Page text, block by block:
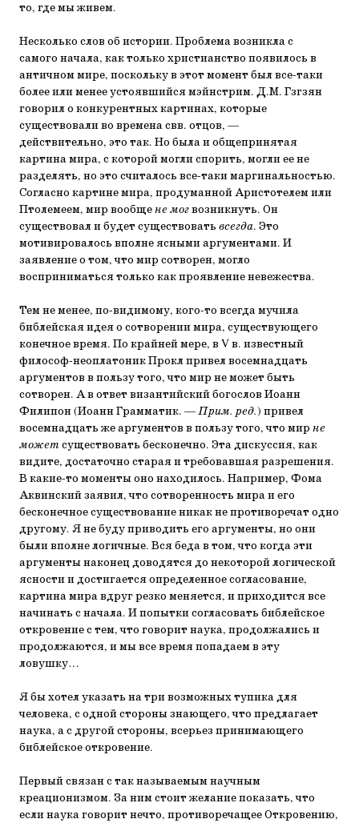
то, где мы живем.
Несколько слов об истории. Проблема возникла с
самого начала, как только христианство появилось в
античном мире, поскольку в этот момент был все-таки
более или менее устоявшийся мэйнстрим. Д.М. Гзгзян
говорил о конкурентных картинах, которые
существовали во времена свв. отцов, —
действительно, это так. Но была и общепринятая
картина мира, с которой могли спорить, могли ее не
разделять, но это считалось все-таки маргинальностью.
Согласно картине мира, продуманной Аристотелем или
Птолемеем, мир вообщене могвозникнуть. Он
существовал и будет существовать всегда. Это
мотивировалось вполне ясными аргументами. И
заявление о том, что мир сотворен, могло
восприниматься только как проявление невежества.
Тем не менее, по-видимому, кого-то всегда мучила
библейская идея о сотворении мира, существующего
конечное время. По крайней мере, в V в. известный
философ-неоплатоник Прокл привел восемнадцать
аргументов в пользу того, что мир не может быть
сотворен. А в ответ византийский богослов Иоанн
Филипон (Иоанн Грамматик. —Прим. ред.) привел
восемнадцать же аргументов в пользу того, что мир не
можетсуществовать бесконечно. Эта дискуссия, как
видите, достаточно старая и требовавшая разрешения.
В какие-то моменты оно находилось. Например, Фома
Аквинский заявил, что сотворенность мира и его
бесконечное существование никак не противоречат одно
другому. Я не буду приводить его аргументы, но они
были вполне логичные. Вся беда в том, что когда эти
аргументы наконец доводятся до некоторой логической
ясности и достигается определенное согласование,
картина мира вдруг резко меняется, и приходится все
начинать с начала. И попытки согласовать библейское
откровение с тем, что говорит наука, продолжались и
продолжаются, и мы все время попадаем в эту
ловушку…
Я бы хотел указать на три возможных тупика для
человека, с одной стороны знающего, что предлагает
наука, а с другой стороны, всерьез принимающего
библейское откровение.
Первый связан с так называемым научным
креационизмом. За ним стоит желание показать, что
если наука говорит нечто, противоречащее Откровению,